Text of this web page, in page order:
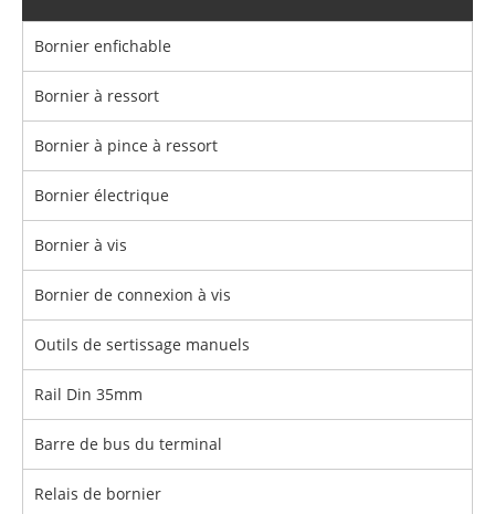
Bornier enfichable
Bornier à ressort
Bornier à pince à ressort
Bornier électrique
Bornier à vis
Bornier de connexion à vis
Outils de sertissage manuels
Rail Din 35mm
Barre de bus du terminal
Relais de bornier